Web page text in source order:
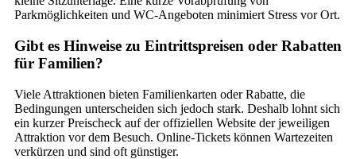
Parkmöglichkeiten und WC-Angeboten minimiert Stress vor Ort.
Gibt es Hinweise zu Eintrittspreisen oder Rabatten
für Familien?
Viele Attraktionen bieten Familienkarten oder Rabatte, die
Bedingungen unterscheiden sich jedoch stark. Deshalb lohnt sich
ein kurzer Preischeck auf der offiziellen Website der jeweiligen
Attraktion vor dem Besuch. Online-Tickets können Wartezeiten
verkürzen und sind oft günstiger.